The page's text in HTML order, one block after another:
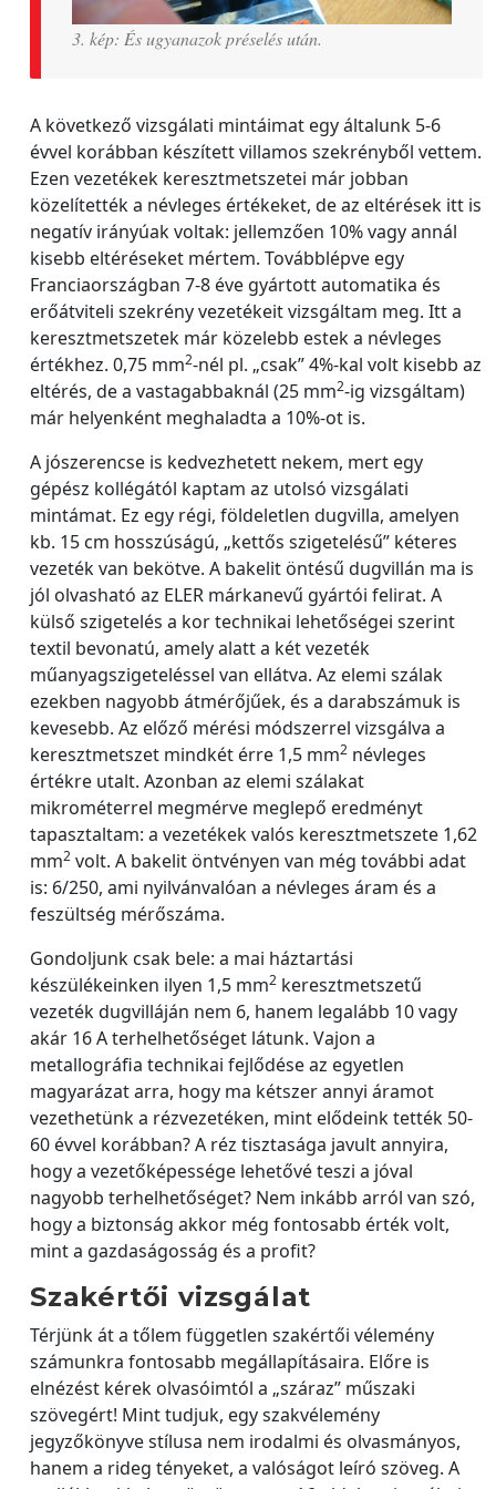
3. kép: És ugyanazok préselés után.
A következő vizsgálati mintáimat egy általunk 5-6
évvel korábban készített villamos szekrényből vettem.
Ezen vezetékek keresztmetszetei már jobban
közelítették a névleges értékeket, de az eltérések itt is
negatív irányúak voltak: jellemzően 10% vagy annál
kisebb eltéréseket mértem. Továbblépve egy
Franciaországban 7-8 éve gyártott automatika és
erőátviteli szekrény vezetékeit vizsgáltam meg. Itt a
keresztmetszetek már közelebb estek a névleges
értékhez. 0,75 mm2-nél pl. „csak” 4%-kal volt kisebb az
eltérés, de a vastagabbaknál (25 mm2-ig vizsgáltam)
már helyenként meghaladta a 10%-ot is.
A jószerencse is kedvezhetett nekem, mert egy
gépész kollégától kaptam az utolsó vizsgálati
mintámat. Ez egy régi, földeletlen dugvilla, amelyen
kb. 15 cm hosszúságú, „kettős szigetelésű” kéteres
vezeték van bekötve. A bakelit öntésű dugvillán ma is
jól olvasható az ELER márkanevű gyártói felirat. A
külső szigetelés a kor technikai lehetőségei szerint
textil bevonatú, amely alatt a két vezeték
műanyagszigeteléssel van ellátva. Az elemi szálak
ezekben nagyobb átmérőjűek, és a darabszámuk is
kevesebb. Az előző mérési módszerrel vizsgálva a
keresztmetszet mindkét érre 1,5 mm2 névleges
értékre utalt. Azonban az elemi szálakat
mikrométerrel megmérve meglepő eredményt
tapasztaltam: a vezetékek valós keresztmetszete 1,62
mm2 volt. A bakelit öntvényen van még további adat
is: 6/250, ami nyilvánvalóan a névleges áram és a
feszültség mérőszáma.
Gondoljunk csak bele: a mai háztartási
készülékeinken ilyen 1,5 mm2 keresztmetszetű
vezeték dugvilláján nem 6, hanem legalább 10 vagy
akár 16 A terhelhetőséget látunk. Vajon a
metallográfia technikai fejlődése az egyetlen
magyarázat arra, hogy ma kétszer annyi áramot
vezethetünk a rézvezetéken, mint elődeink tették 50-
60 évvel korábban? A réz tisztasága javult annyira,
hogy a vezetőképessége lehetővé teszi a jóval
nagyobb terhelhetőséget? Nem inkább arról van szó,
hogy a biztonság akkor még fontosabb érték volt,
mint a gazdaságosság és a profit?
Szakértői vizsgálat
Térjünk át a tőlem független szakértői vélemény
számunkra fontosabb megállapításaira. Előre is
elnézést kérek olvasóimtól a „száraz” műszaki
szövegért! Mint tudjuk, egy szakvélemény
jegyzőkönyve stílusa nem irodalmi és olvasmányos,
hanem a rideg tényeket, a valóságot leíró szöveg. A